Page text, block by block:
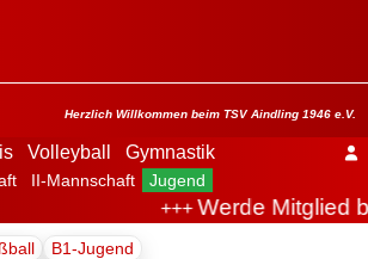
Herzlich Willkommen beim TSV Aindling 1946 e.V.
Volleyball Gymnastik
II-Mannschaft Jugend
+++Werde Mitglied
B1-Jugend